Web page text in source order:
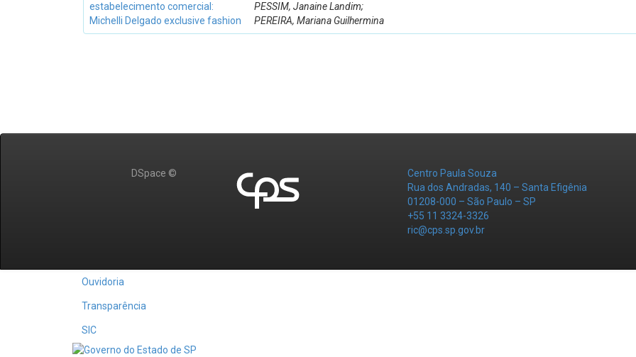
estabelecimento comercial:
Michelli Delgado exclusive fashion
PESSIM, Janaine Landim;
PEREIRA, Mariana Guilhermina
DSpace ©
Centro Paula Souza
Rua dos Andradas, 140 – Santa Efigênia
01208-000 – São Paulo – SP
+55 11 3324-3326
ric@cps.sp.gov.br
Ouvidoria
Transparência
SIC